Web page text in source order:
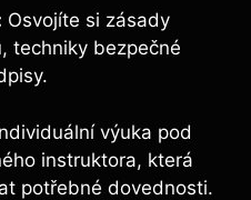
Osvojíte si ⁤zásady
techniky bezpečné
výuka pod
instruktora, která
potřebné dovednosti.